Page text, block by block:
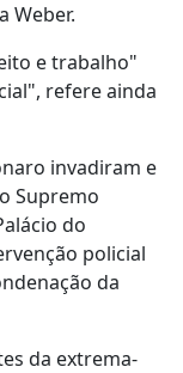
Weber.
e trabalho"
refere ainda
invadiram e
Supremo
do
policial
da
da extrema-